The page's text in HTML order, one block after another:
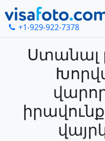
+1-929-922-7378
Ստանալ